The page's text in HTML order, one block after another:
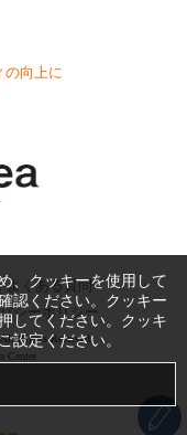
の向上に
よくある質問
シーポリシー
Rights Reserved.
Center
、クッキーを使用して
認ください。クッキー
してください。クッキ
設定ください。